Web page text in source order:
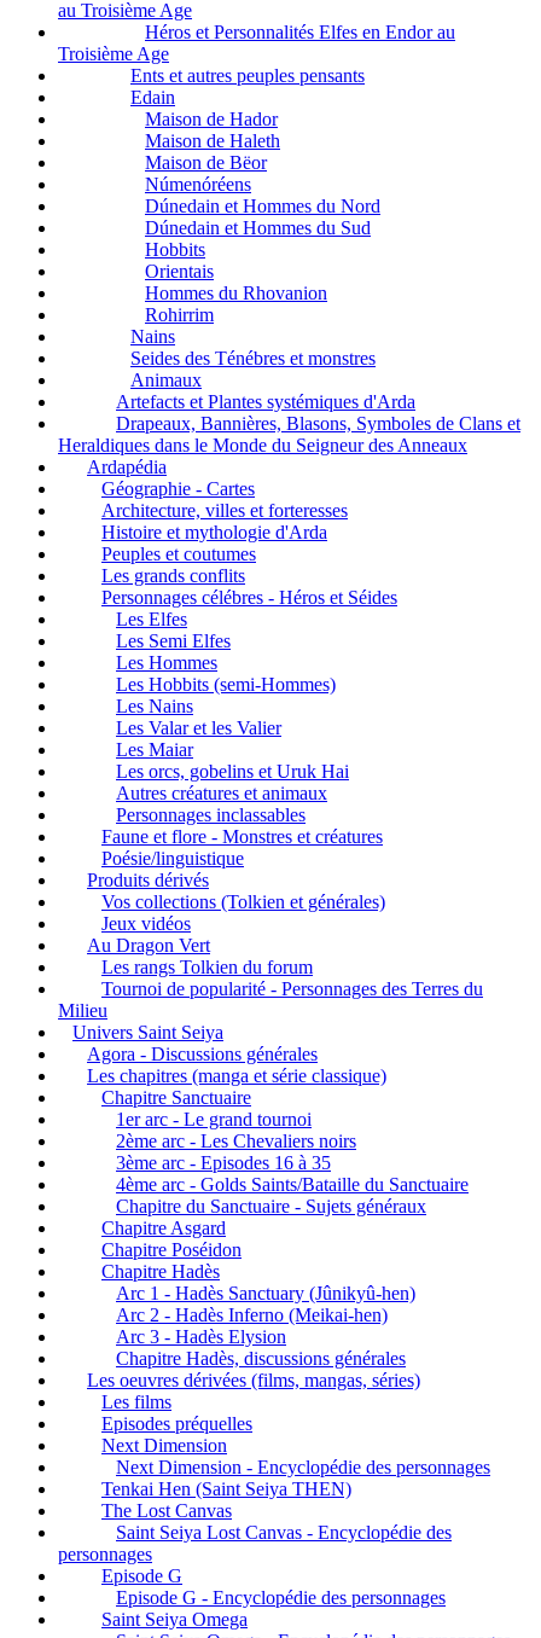
au Troisième Age
Héros et Personnalités Elfes en Endor au
Troisième Age
Ents et autres peuples pensants
Edain
Maison de Hador
Maison de Haleth
Maison de Bëor
Númenóréens
Dúnedain et Hommes du Nord
Dúnedain et Hommes du Sud
Hobbits
Orientais
Hommes du Rhovanion
Rohirrim
Nains
Seides des Ténébres et monstres
Animaux
Artefacts et Plantes systémiques d'Arda
Drapeaux, Bannières, Blasons, Symboles de Clans et
Heraldiques dans le Monde du Seigneur des Anneaux
Ardapédia
Géographie - Cartes
Architecture, villes et forteresses
Histoire et mythologie d'Arda
Peuples et coutumes
Les grands conflits
Personnages célébres - Héros et Séides
Les Elfes
Les Semi Elfes
Les Hommes
Les Hobbits (semi-Hommes)
Les Nains
Les Valar et les Valier
Les Maiar
Les orcs, gobelins et Uruk Hai
Autres créatures et animaux
Personnages inclassables
Faune et flore - Monstres et créatures
Poésie/linguistique
Produits dérivés
Vos collections (Tolkien et générales)
Jeux vidéos
Au Dragon Vert
Les rangs Tolkien du forum
Tournoi de popularité - Personnages des Terres du
Milieu
Univers Saint Seiya
Agora - Discussions générales
Les chapitres (manga et série classique)
Chapitre Sanctuaire
1er arc - Le grand tournoi
2ème arc - Les Chevaliers noirs
3ème arc - Episodes 16 à 35
4ème arc - Golds Saints/Bataille du Sanctuaire
Chapitre du Sanctuaire - Sujets généraux
Chapitre Asgard
Chapitre Poséidon
Chapitre Hadès
Arc 1 - Hadès Sanctuary (Jûnikyû-hen)
Arc 2 - Hadès Inferno (Meikai-hen)
Arc 3 - Hadès Elysion
Chapitre Hadès, discussions générales
Les oeuvres dérivées (films, mangas, séries)
Les films
Episodes préquelles
Next Dimension
Next Dimension - Encyclopédie des personnages
Tenkai Hen (Saint Seiya THEN)
The Lost Canvas
Saint Seiya Lost Canvas - Encyclopédie des
personnages
Episode G
Episode G - Encyclopédie des personnages
Saint Seiya Omega